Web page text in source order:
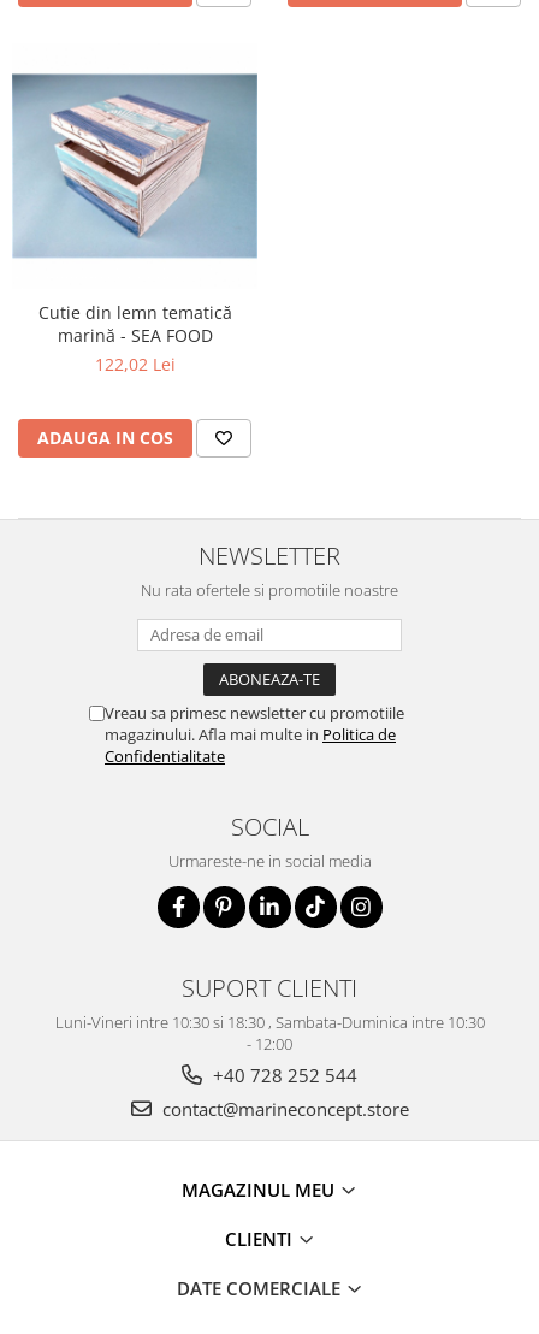
Cutie din lemn tematică
marină - SEA FOOD
122,02 Lei
ADAUGA IN COS
NEWSLETTER
Nu rata ofertele si promotiile noastre
Vreau sa primesc newsletter cu promotiile
magazinului. Afla mai multe in Politica de
Confidentialitate
SOCIAL
Urmareste-ne in social media
SUPORT CLIENTI
Luni-Vineri intre 10:30 si 18:30 , Sambata-Duminica intre 10:30
- 12:00
+40 728 252 544
contact@marineconcept.store
MAGAZINUL MEU
CLIENTI
DATE COMERCIALE